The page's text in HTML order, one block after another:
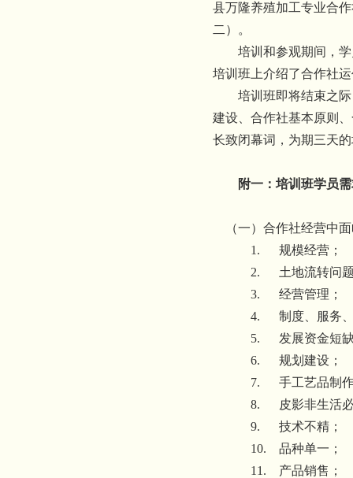
县万隆养殖加工专业合
二）。
培训和参观期间，
培训班上介绍了合作社
培训班即将结束之
建设、合作社基本原则
长致闭幕词，为期三天
附一：培训班学员
（一）合作社经营中
1.
规模经营；
2.
土地流转问
3.
经营管理；
4.
制度、服务
5.
发展资金短
6.
规划建设；
7.
手工艺品制
8.
皮影非生活
9.
技术不精；
10.
品种单一；
11.
产品销售；